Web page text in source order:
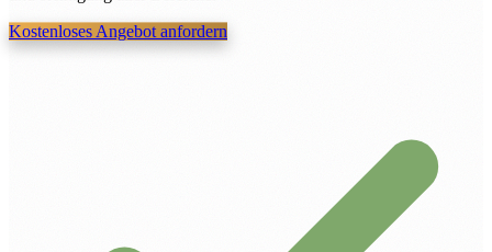
Kostenloses Angebot anfordern